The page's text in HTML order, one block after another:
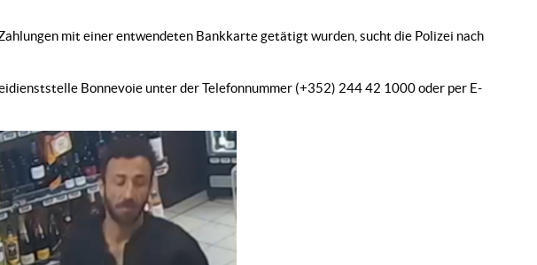
mit einer entwendeten Bankkarte getätigt wurden, sucht die Polizei nach
Bonnevoie unter der Telefonnummer (+352) 244 42 1000 oder per E-